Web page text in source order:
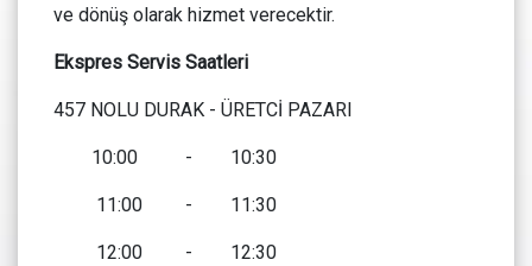
ve dönüş olarak hizmet verecektir.
Ekspres Servis Saatleri
457 NOLU DURAK - ÜRETCİ PAZARI
10:00 - 10:30
11:00 - 11:30
12:00 - 12:30